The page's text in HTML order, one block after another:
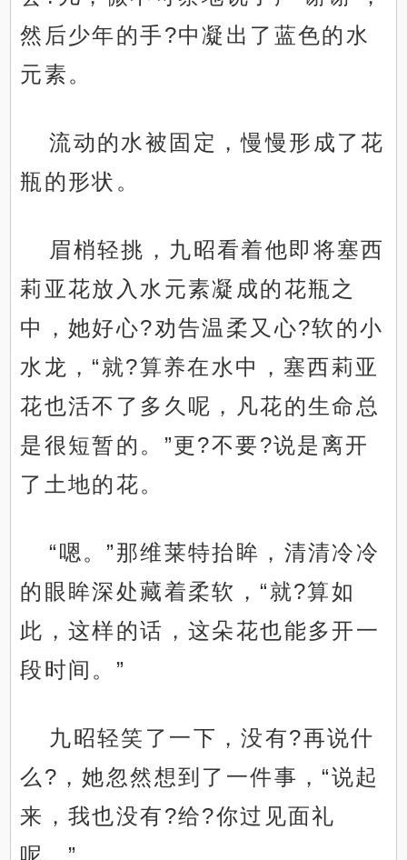
然后少年的手?中凝出了蓝色的水
元素。
流动的水被固定，慢慢形成了花
瓶的形状。
眉梢轻挑，九昭看着他即将塞西
莉亚花放入水元素凝成的花瓶之
中，她好心?劝告温柔又心?软的小
水龙，“就?算养在水中，塞西莉亚
花也活不了多久呢，凡花的生命总
是很短暂的。”更?不要?说是离开
了土地的花。
“嗯。”那维莱特抬眸，清清冷冷
的眼眸深处藏着柔软，“就?算如
此，这样的话，这朵花也能多开一
段时间。”
九昭轻笑了一下，没有?再说什
么?，她忽然想到了一件事，“说起
来，我也没有?给?你过见面礼
呢。”